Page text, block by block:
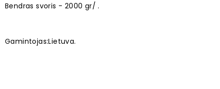
Bendras svoris - 2000 gr/ .
Gamintojas:Lietuva.